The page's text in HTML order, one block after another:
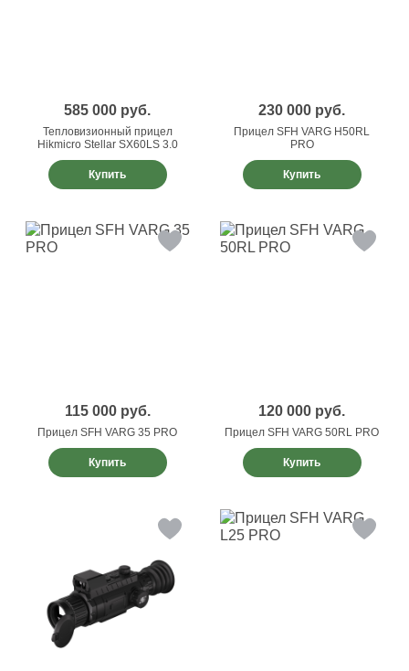
585 000 руб.
Тепловизионный прицел
Hikmicro Stellar SX60LS 3.0
Купить
230 000 руб.
Прицел SFH VARG H50RL
PRO
Купить
115 000 руб.
Прицел SFH VARG 35 PRO
Купить
120 000 руб.
Прицел SFH VARG 50RL PRO
Купить